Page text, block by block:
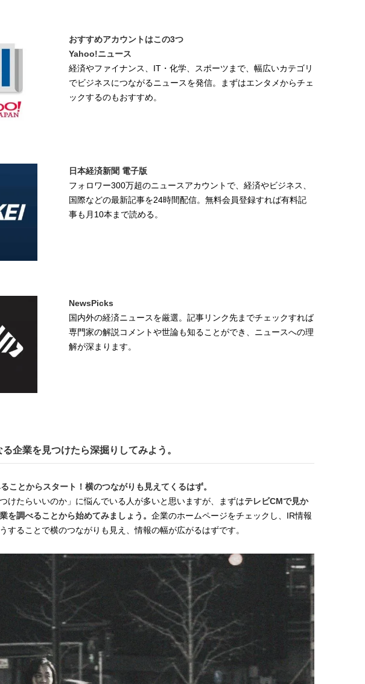
おすすめアカウントはこの3つ
Yahoo!ニュース
経済やファイナンス、IT・化学、スポーツまで、幅広いカテゴリ
でビジネスにつながるニュースを発信。まずはエンタメからチェ
ックするのもおすすめ。
日本経済新聞 電子版
フォロワー300万超のニュースアカウントで、経済やビジネス、
国際などの最新記事を24時間配信。無料会員登録すれば有料記
事も月10本まで読める。
NewsPicks
国内外の経済ニュースを厳選。記事リンク先までチェックすれば
専門家の解説コメントや世論も知ることができ、ニュースへの理
解が深まります。
企業を見つけたら深掘りしてみよう。
ことからスタート！横のつながりも見えてくるはず。
つけたらいいのか」に悩んでいる人が多いと思いますが、まずはテレビCMで見か
を調べることから始めてみましょう。 企業のホームページをチェックし、IR情報
することで横のつながりも見え、情報の幅が広がるはずです。